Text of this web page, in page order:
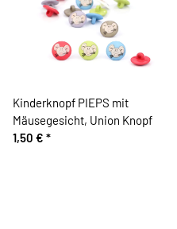
Kinderknopf PIEPS mit
Mäusegesicht, Union Knopf
1,50 € *